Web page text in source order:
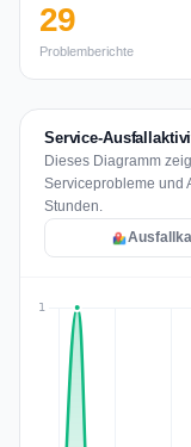
29
Problemberichte
Service-
Dieses Diagramm
Serviceprobleme und
Stunden.